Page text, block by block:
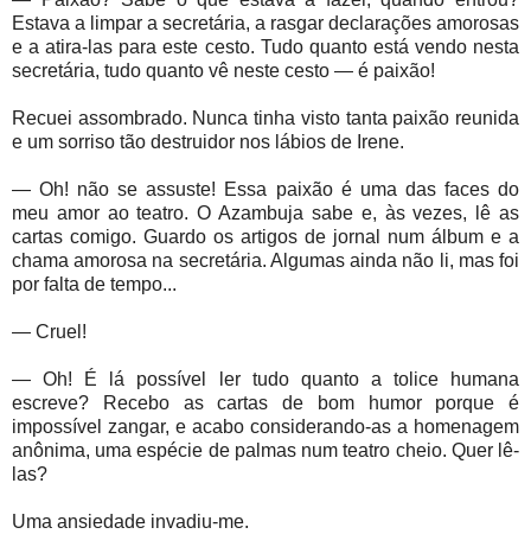
Estava a limpar a secretária, a rasgar declarações amorosas
e a atira-las para este cesto. Tudo quanto está vendo nesta
secretária, tudo quanto vê neste cesto — é paixão!
Recuei assombrado. Nunca tinha visto tanta paixão reunida
e um sorriso tão destruidor nos lábios de Irene.
— Oh! não se assuste! Essa paixão é uma das faces do
meu amor ao teatro. O Azambuja sabe e, às vezes, lê as
cartas comigo. Guardo os artigos de jornal num álbum e a
chama amorosa na secretária. Algumas ainda não li, mas foi
por falta de tempo...
— Cruel!
— Oh! É lá possível ler tudo quanto a tolice humana
escreve? Recebo as cartas de bom humor porque é
impossível zangar, e acabo considerando-as a homenagem
anônima, uma espécie de palmas num teatro cheio. Quer lê-
las?
Uma ansiedade invadiu-me.